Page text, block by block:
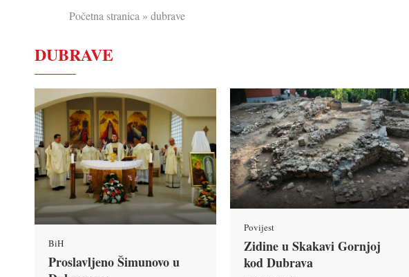
Početna stranica » dubrave
DUBRAVE
BiH
Proslavljeno Šimunovo u
Povijest
Zidine u Skakavi Gornjoj
kod Dubrava